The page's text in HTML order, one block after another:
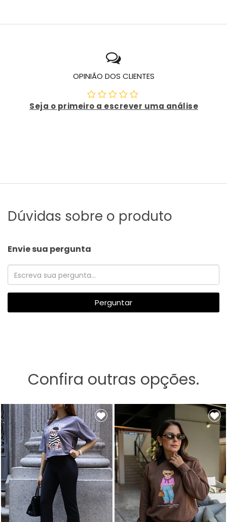
OPINIÃO DOS CLIENTES
Seja o primeiro a escrever uma análise
Dúvidas sobre o produto
Envie sua pergunta
Perguntar
Confira outras opções.